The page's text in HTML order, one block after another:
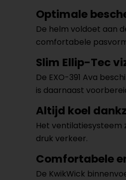
Optimale
De helm voldoet aan
comfortabele
Slim Ellip-Tec
De EXO-391 Ava
is daarnaast
Altijd koel
Het ventilatiesysteem
druk verkeer.
Comfortabele
De KwikWick